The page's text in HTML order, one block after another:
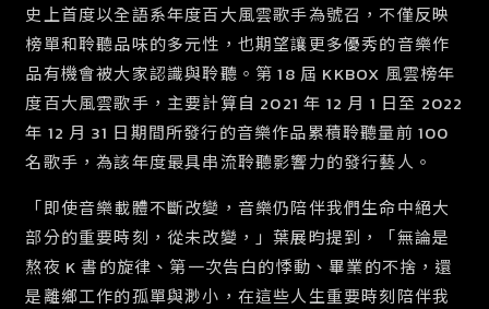
史上首度以全語系年度百大風雲歌手為號召，不僅反映
榜單和聆聽品味的多元性，也期望讓更多優秀的音樂作
品有機會被大家認識與聆聽。第 18 屆 KKBOX 風雲榜年
度百大風雲歌手，主要計算自 2021 年 12 月 1 日至 2022
年 12 月 31 日期間所發行的音樂作品累積聆聽量前 100
名歌手 ，為該年度最具串流聆聽影響力的發行藝人。
「即使音樂載體不斷改變，音樂仍陪伴我們生命中絕大
部分的重要時刻，從未改變，」葉展昀提到，「無論是
熬夜 K 書的旋律、第一次告白的悸動、畢業的不捨，還
是離鄉工作的孤單與渺小，在這些人生重要時刻陪伴我